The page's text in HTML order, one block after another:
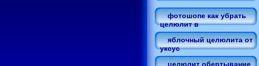
фотошопе как убрать
целюлит в
яблочный целюлита от
уксус
целюлит обертывание